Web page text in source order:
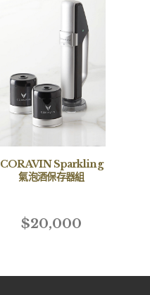
CORAVIN Sparkling
氣泡酒保存器組
$20,000